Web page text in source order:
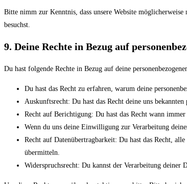
Bitte nimm zur Kenntnis, dass unsere Website
besuchst.
9. Deine Rechte in Bezug auf
Du hast folgende Rechte in Bezug auf deine
Du hast das Recht zu erfahren, warum deine
Auskunftsrecht: Du hast das Recht deine uns bekannten
Recht auf Berichtigung: Du hast das Recht wann
Wenn du uns deine Einwilligung zur Verarbeitung
Recht auf Datenübertragbarkeit: Du hast das Recht,
übermitteln.
Widerspruchsrecht: Du kannst der Verarbeitung deiner